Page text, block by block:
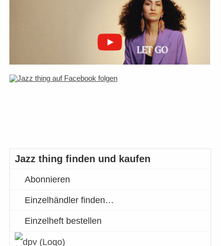
Jazz thing finden und kaufen
Abonnieren
Einzelhändler finden…
Einzelheft bestellen